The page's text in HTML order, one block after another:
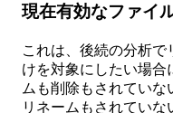
現在有効なファイ
これは、後続の分析
けを対象にしたい場合
ムも削除もされていな
リネームもされていな